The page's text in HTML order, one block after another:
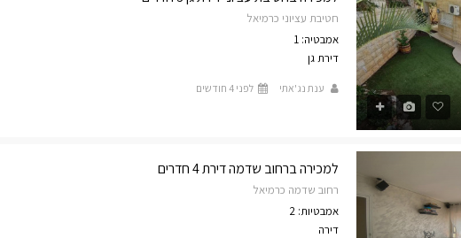
חטיבת עציוני כרמיאל
אמבטיה: 1
דירת גן
ענת נג'אתי לפני 4 חודשים
למכירה ברחוב שדמה דירת 4 חדרים
רחוב שדמה כרמיאל
אמבטיות: 2
דירה